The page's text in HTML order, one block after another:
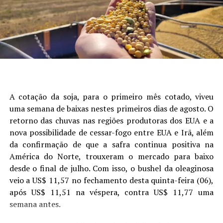
Autor:Crislaine Oliveira (Comunicação Aprosoja/MS) e
Laura Toledo (Comunicação Sistema Famasul)
Site: Aprosoja/MS
que mais explicou a variabilidade da produtividade,
seguido de data de semeadura, fósforo, potássio e
presença de camada compactada (Figura 1).
Figura 1. Análise de árvore de regressão mostrando os
A cotação da soja, para o primeiro mês cotado, viveu
uma semana de baixas nestes primeiros dias de agosto. O
retorno das chuvas nas regiões produtoras dos EUA e a
nova possibilidade de cessar-fogo entre EUA e Irã, além
da confirmação de que a safra continua positiva na
América do Norte, trouxeram o mercado para baixo
desde o final de julho. Com isso, o bushel da oleaginosa
veio a US$ 11,57 no fechamento desta quinta-feira (06),
após US$ 11,51 na véspera, contra US$ 11,77 uma
semana antes.